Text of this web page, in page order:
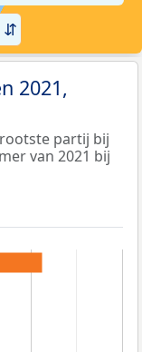
⇵
2021,
partij bij
van 2021 bij